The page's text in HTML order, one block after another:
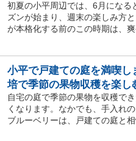
初夏の小平周辺では、6月になる
ズンが始まり、週末の楽しみ方
が本格化する前のこの時期は、
小平で戸建ての庭を満喫
培で季節の果物収穫を楽し
自宅の庭で季節の果物を収穫で
くなります。なかでも、手入れ
ブルーベリーは、戸建ての庭と